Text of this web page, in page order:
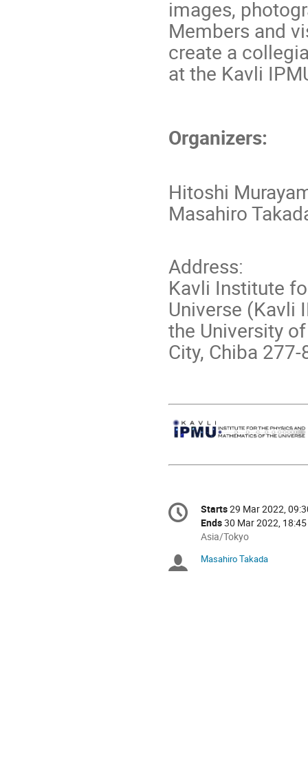
images,
Members and
create a
at the Kavli
Organizers:
Hitoshi
Masahiro
Address:
Kavli Institute
Universe (Kavli
the University
City, Chiba
Conference
information
Date/Time
Starts29 Mar 2022,
Ends30 Mar 2022, 18:45
All
are
Asia/Tokyo
Chairpersons
Masahiro Takada